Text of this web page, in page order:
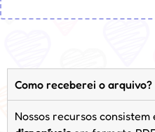
Como receberei o arquivo?
Nossos recursos